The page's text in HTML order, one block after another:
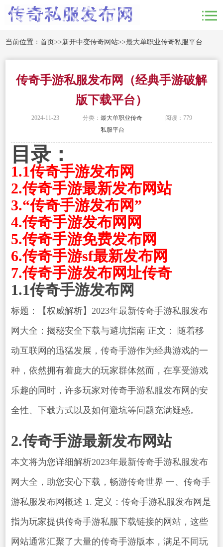
当前位置：首页>>新开中变传奇网站>>最大单职业传奇私服平台
传奇手游私服发布网（经典手游破解
版下载平台）
2024-11-23 分类： 最大单职业传奇
私服平台
阅读：779
目录：
1.1传奇手游发布网
2.传奇手游最新发布网站
3.“传奇手游发布网”
4.传奇手游发布网网
5.传奇手游免费发布网
6.传奇手游sf最新发布网
7.传奇手游发布网址传奇
1.1传奇手游发布网
标题：【权威解析】2023年最新传奇手游私服发布
网大全：揭秘安全下载与避坑指南 正文： 随着移
动互联网的迅猛发展，传奇手游作为经典游戏的一
种，依然拥有着庞大的玩家群体然而，在享受游戏
乐趣的同时，许多玩家对传奇手游私服发布网的安
全性、下载方式以及如何避坑等问题充满疑惑。
2.传奇手游最新发布网站
本文将为您详细解析2023年最新传奇手游私服发布
网大全，助您安心下载，畅游传奇世界 一、传奇手
游私服发布网概述 1. 定义：传奇手游私服发布网是
指为玩家提供传奇手游私服下载链接的网站，这些
网站通常汇聚了大量的传奇手游版本，满足不同玩